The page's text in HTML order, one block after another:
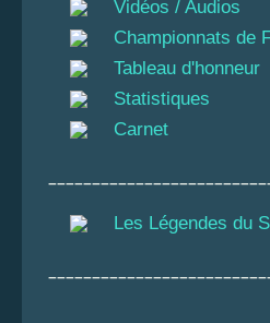
Vidéos / Audios
Championnats de
Tableau d'honneur
Statistiques
Carnet
Les Légendes du